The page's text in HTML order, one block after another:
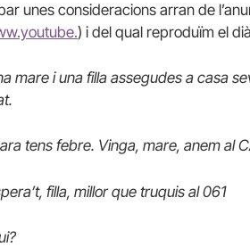
unes consideracions arran de
) i del qual reproduïm el
mare i una filla assegudes a casa
tens febre. Vinga, mare, anem al
filla, millor que truquis al 061